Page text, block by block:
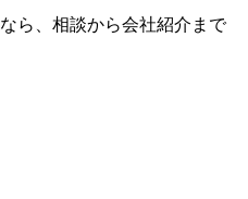
なら、相談から会社紹介まで